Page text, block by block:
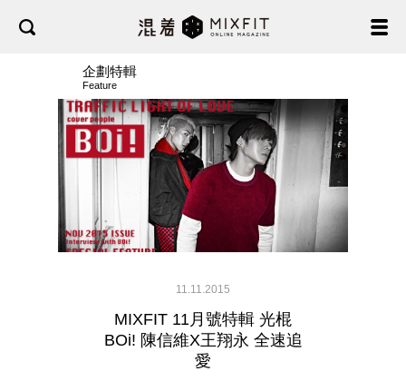
企劃特輯
Feature
11.11.2015
MIXFIT 11月號特輯 光棍
BOi! 陳信維X王翔永 全速追
愛